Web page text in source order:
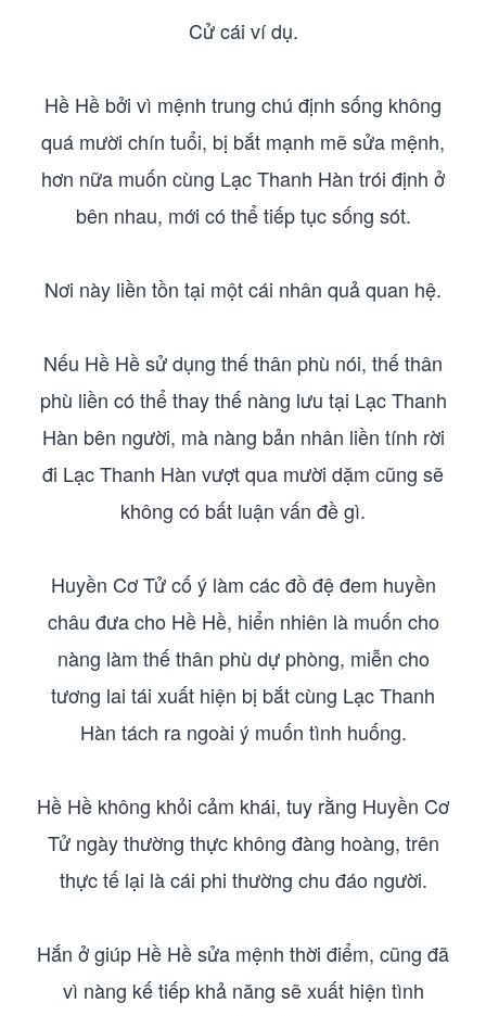
Cử cái ví dụ.
Hề Hề bởi vì mệnh trung chú định sống không
quá mười chín tuổi, bị bắt mạnh mẽ sửa mệnh,
hơn nữa muốn cùng Lạc Thanh Hàn trói định ở
bên nhau, mới có thể tiếp tục sống sót.
Nơi này liền tồn tại một cái nhân quả quan hệ.
Nếu Hề Hề sử dụng thế thân phù nói, thế thân
phù liền có thể thay thế nàng lưu tại Lạc Thanh
Hàn bên người, mà nàng bản nhân liền tính rời
đi Lạc Thanh Hàn vượt qua mười dặm cũng sẽ
không có bất luận vấn đề gì.
Huyền Cơ Tử cố ý làm các đồ đệ đem huyền
châu đưa cho Hề Hề, hiển nhiên là muốn cho
nàng làm thế thân phù dự phòng, miễn cho
tương lai tái xuất hiện bị bắt cùng Lạc Thanh
Hàn tách ra ngoài ý muốn tình huống.
Hề Hề không khỏi cảm khái, tuy rằng Huyền Cơ
Tử ngày thường thực không đàng hoàng, trên
thực tế lại là cái phi thường chu đáo người.
Hắn ở giúp Hề Hề sửa mệnh thời điểm, cũng đã
vì nàng kế tiếp khả năng sẽ xuất hiện tình